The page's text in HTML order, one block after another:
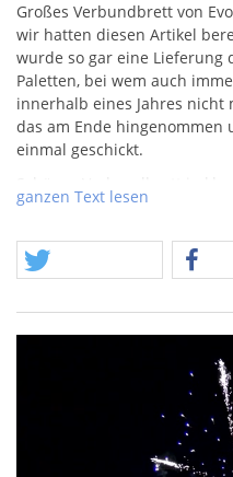
Großes Verbundbrett von
wir hatten diesen Artikel
wurde so gar eine Lieferung
Paletten, bei wem auch
innerhalb eines Jahres
das am Ende hingenommen
einmal geschickt.
Schuss mit fetter
ganzen Text lesen